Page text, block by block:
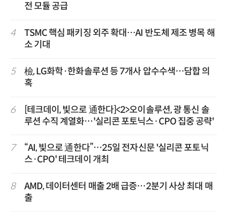
전 모듈 공급
4
TSMC 핵심 패키징 외주 확대…AI 반도체 제조 병목 해
소 기대
5
檢, LG화학·한화솔루션 등 7개사 압수수색…담합 의
혹
6
[테크데이, 빛으로 通한다]<2>오이솔루션, 광 통신 솔
루션 수직 계열화…'실리콘 포토닉스·CPO 집중 공략'
7
“AI, 빛으로 通한다”…25일 전자신문 '실리콘 포토닉
스·CPO' 테크데이 개최
8
AMD, 데이터센터 매출 2배 급증…2분기 사상 최대 매
출